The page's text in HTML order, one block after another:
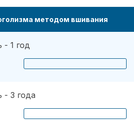
методом вшивания
- 1 год
- 3 года